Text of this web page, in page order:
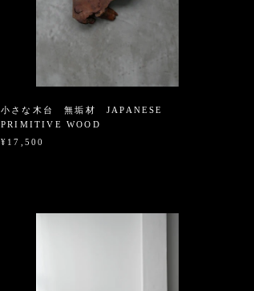
小さな木台 無垢材 JAPANESE
PRIMITIVE WOOD
¥17,500